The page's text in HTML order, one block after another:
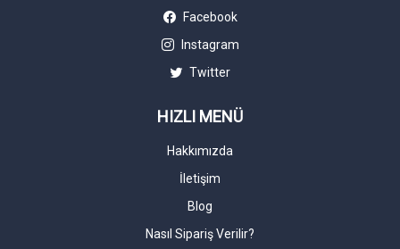
Facebook
Instagram
Twitter
HIZLI MENÜ
Hakkımızda
İletişim
Blog
Nasıl Sipariş Verilir?